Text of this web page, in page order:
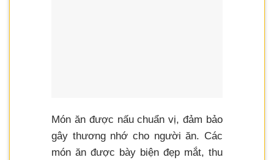
Món ăn được nấu chuẩn vị, đảm bảo
gây thương nhớ cho người ăn. Các
món ăn được bày biện đẹp mắt, thu